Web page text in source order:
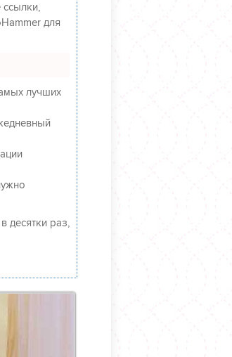
для
лучших
десятки раз,